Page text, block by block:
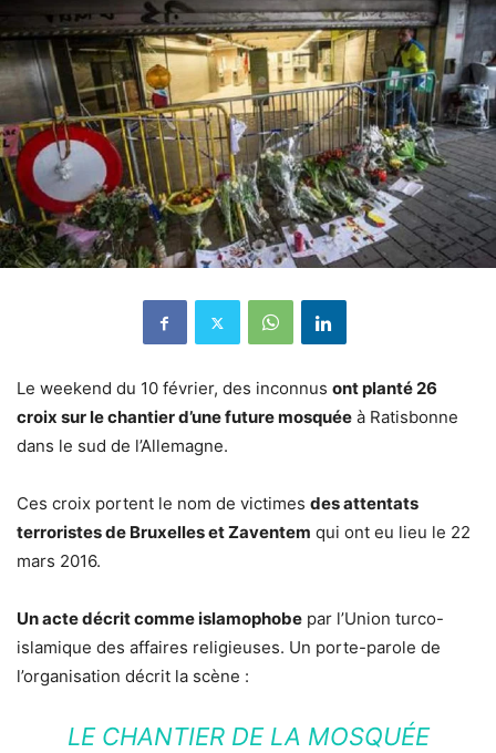
Le weekend du 10 février, des inconnus ont planté 26
croix sur le chantier d’une future mosquée à Ratisbonne
dans le sud de l’Allemagne.
Ces croix portent le nom de victimes des attentats
terroristes de Bruxelles et Zaventem qui ont eu lieu le 22
mars 2016.
Un acte décrit comme islamophobe par l’Union turco-
islamique des affaires religieuses. Un porte-parole de
l’organisation décrit la scène :
LE CHANTIER DE LA MOSQUÉE